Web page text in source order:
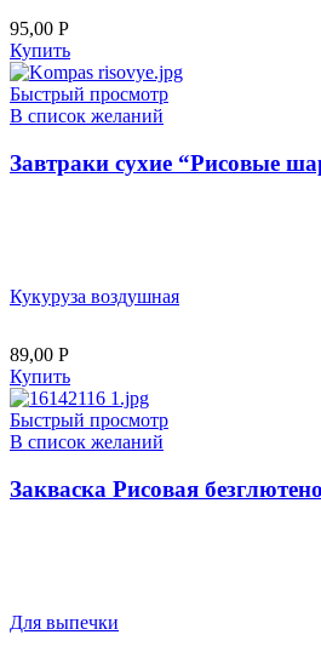
95,00 Р
Купить
Быстрый просмотр
В список желаний
Завтраки сухие “Рисовые
Кукуруза воздушная
89,00 Р
Купить
Быстрый просмотр
В список желаний
Закваска Рисовая
Для выпечки